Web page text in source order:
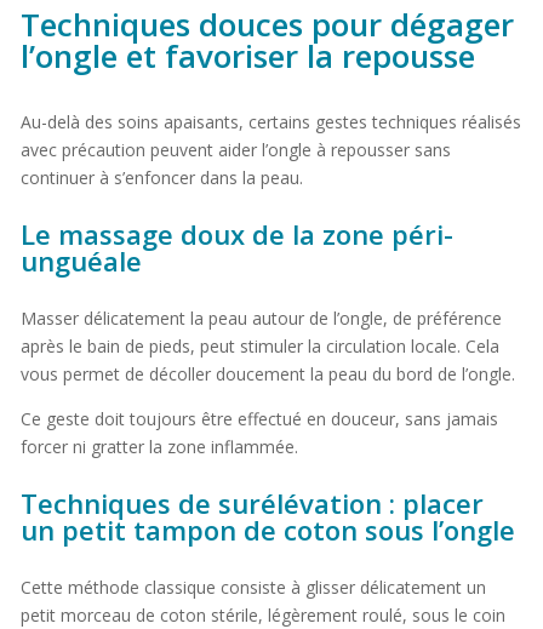
Techniques douces pour dégager
l’ongle et favoriser la repousse
Au-delà des soins apaisants, certains gestes techniques réalisés
avec précaution peuvent aider l’ongle à repousser sans
continuer à s’enfoncer dans la peau.
Le massage doux de la zone péri-
unguéale
Masser délicatement la peau autour de l’ongle, de préférence
après le bain de pieds, peut stimuler la circulation locale. Cela
vous permet de décoller doucement la peau du bord de l’ongle.
Ce geste doit toujours être effectué en douceur, sans jamais
forcer ni gratter la zone inflammée.
Techniques de surélévation : placer
un petit tampon de coton sous l’ongle
Cette méthode classique consiste à glisser délicatement un
petit morceau de coton stérile, légèrement roulé, sous le coin